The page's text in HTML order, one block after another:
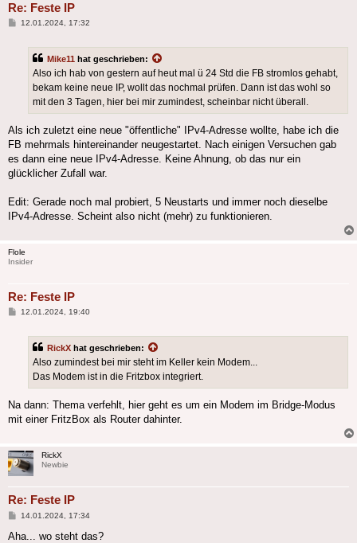
Re: Feste IP
Beitrag
12.01.2024, 17:32
Mike11 hat geschrieben:
Also ich hab von gestern auf heut mal ü 24 Std die FB stromlos gehabt,
bekam keine neue IP, wollt das nochmal prüfen. Dann ist das wohl so
mit den 3 Tagen, hier bei mir zumindest, scheinbar nicht überall.
Als ich zuletzt eine neue "öffentliche" IPv4-Adresse wollte, habe ich die
FB mehrmals hintereinander neugestartet. Nach einigen Versuchen gab
es dann eine neue IPv4-Adresse. Keine Ahnung, ob das nur ein
glücklicher Zufall war.
Edit: Gerade noch mal probiert, 5 Neustarts und immer noch dieselbe
IPv4-Adresse. Scheint also nicht (mehr) zu funktionieren.
Flole
Insider
Re: Feste IP
Beitrag
12.01.2024, 19:40
RickX hat geschrieben:
Also zumindest bei mir steht im Keller kein Modem...
Das Modem ist in die Fritzbox integriert.
Na dann: Thema verfehlt, hier geht es um ein Modem im Bridge-Modus
mit einer FritzBox als Router dahinter.
RickX
Newbie
Re: Feste IP
Beitrag
14.01.2024, 17:34
Aha... wo steht das?